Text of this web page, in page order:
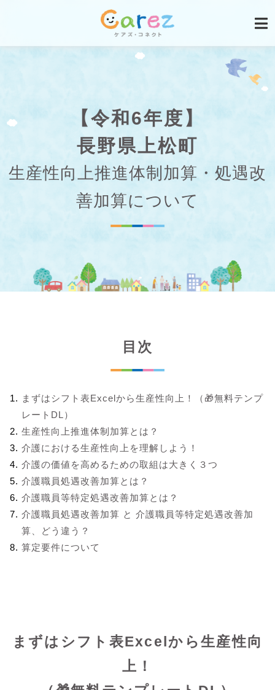
【令和6年度】
長野県上松町
生産性向上推進体制加算・処遇改
善加算について
目次
まずはシフト表Excelから生産性向上！（🎁無料テンプ
レートDL）
生産性向上推進体制加算とは？
介護における生産性向上を理解しよう！
介護の価値を高めるための取組は大きく３つ
介護職員処遇改善加算とは？
介護職員等特定処遇改善加算とは？
介護職員処遇改善加算 と 介護職員等特定処遇改善加
算、どう違う？
算定要件について
まずはシフト表Excelから生産性向
上！